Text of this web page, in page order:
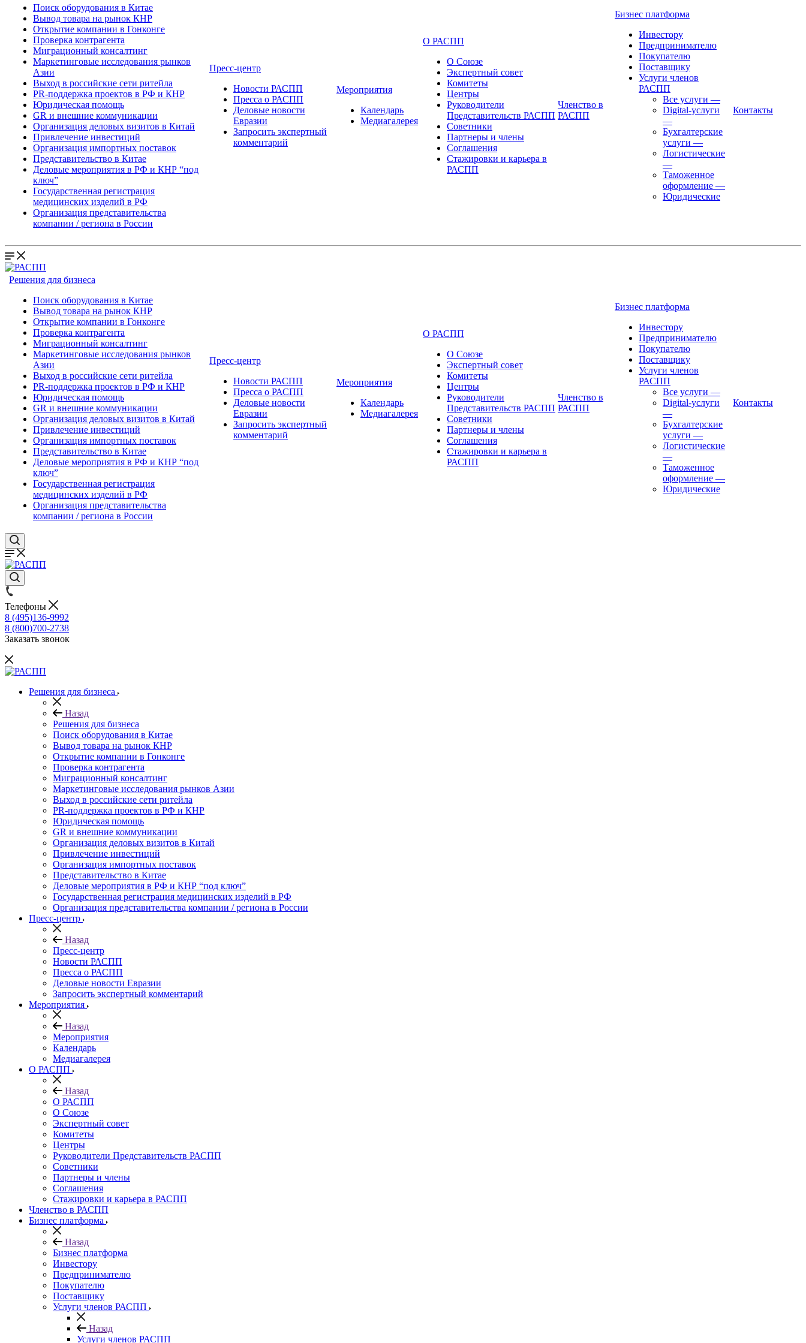
Поиск оборудования в Китае
Вывод товара на рынок КНР
Открытие компании в Гонконге
Проверка контрагента
Миграционный консалтинг
Маркетинговые исследования рынков
Азии
Выход в российские сети ритейла
PR-поддержка проектов в РФ и КНР
Юридическая помощь
GR и внешние коммуникации
Организация деловых визитов в Китай
Привлечение инвестиций
Организация импортных поставок
Представительство в Китае
Деловые мероприятия в РФ и КНР “под
ключ”
Государственная регистрация
медицинских изделий в РФ
Организация представительства
компании / региона в России
Пресс-центр
Новости РАСПП
Пресса о РАСПП
Деловые новости
Евразии
Запросить экспертный
комментарий
Мероприятия
Календарь
Медиагалерея
О РАСПП
О Союзе
Экспертный совет
Комитеты
Центры
Руководители
Представительств РАСПП
Советники
Партнеры и члены
Соглашения
Стажировки и карьера в
РАСПП
Членство в
РАСПП
Бизнес платформа
Инвестору
Предпринимателю
Покупателю
Поставщику
Услуги членов
РАСПП
Все услуги —
Digital-услуги
—
Бухгалтерские
услуги —
Логистические
—
Таможенное
оформление —
Юридические
Контакты
Решения для бизнеса
Поиск оборудования в Китае
Вывод товара на рынок КНР
Открытие компании в Гонконге
Проверка контрагента
Миграционный консалтинг
Маркетинговые исследования рынков
Азии
Выход в российские сети ритейла
PR-поддержка проектов в РФ и КНР
Юридическая помощь
GR и внешние коммуникации
Организация деловых визитов в Китай
Привлечение инвестиций
Организация импортных поставок
Представительство в Китае
Деловые мероприятия в РФ и КНР “под
ключ”
Государственная регистрация
медицинских изделий в РФ
Организация представительства
компании / региона в России
Пресс-центр
Новости РАСПП
Пресса о РАСПП
Деловые новости
Евразии
Запросить экспертный
комментарий
Мероприятия
Календарь
Медиагалерея
О РАСПП
О Союзе
Экспертный совет
Комитеты
Центры
Руководители
Представительств РАСПП
Советники
Партнеры и члены
Соглашения
Стажировки и карьера в
РАСПП
Членство в
РАСПП
Бизнес платформа
Инвестору
Предпринимателю
Покупателю
Поставщику
Услуги членов
РАСПП
Все услуги —
Digital-услуги
—
Бухгалтерские
услуги —
Логистические
—
Таможенное
оформление —
Юридические
Контакты
Телефоны
8 (495)136-9992
8 (800)700-2738
Заказать звонок
Решения для бизнеса
Назад
Решения для бизнеса
Поиск оборудования в Китае
Вывод товара на рынок КНР
Открытие компании в Гонконге
Проверка контрагента
Миграционный консалтинг
Маркетинговые исследования рынков Азии
Выход в российские сети ритейла
PR-поддержка проектов в РФ и КНР
Юридическая помощь
GR и внешние коммуникации
Организация деловых визитов в Китай
Привлечение инвестиций
Организация импортных поставок
Представительство в Китае
Деловые мероприятия в РФ и КНР “под ключ”
Государственная регистрация медицинских изделий в РФ
Организация представительства компании / региона в России
Пресс-центр
Назад
Пресс-центр
Новости РАСПП
Пресса о РАСПП
Деловые новости Евразии
Запросить экспертный комментарий
Мероприятия
Назад
Мероприятия
Календарь
Медиагалерея
О РАСПП
Назад
О РАСПП
О Союзе
Экспертный совет
Комитеты
Центры
Руководители Представительств РАСПП
Советники
Партнеры и члены
Соглашения
Стажировки и карьера в РАСПП
Членство в РАСПП
Бизнес платформа
Назад
Бизнес платформа
Инвестору
Предпринимателю
Покупателю
Поставщику
Услуги членов РАСПП
Назад
Услуги членов РАСПП